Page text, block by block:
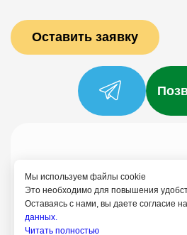
Мы используем файлы cookie
Это необходимо для повышения
Оставаясь с нами, вы даете согласие на
данных.
Читать полностью
Политика
Согласие на обработку